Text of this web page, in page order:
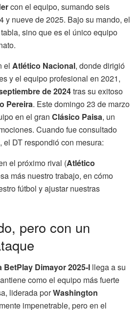
con el equipo, sumando seis
y nueve de 2025. Bajo su mando, el
sino que es el único equipo
el Atlético Nacional, donde dirigió
y el equipo profesional en 2021,
de 2024tras su exitoso
Pereira. Este domingo 23 de marzo
en el gran Clásico Paisa, un
Cuando fue consultado
el DT respondió con mesura:
el próximo rival (Atlético
más nuestro trabajo, en cómo
fútbol y ajustar nuestras
pero con un
BetPlay Dimayor 2025-I llega a su
como el equipo más fuerte
liderada porWashington
impenetrable, pero en el